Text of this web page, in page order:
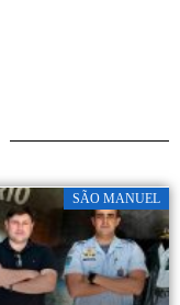
SÃO MANUEL